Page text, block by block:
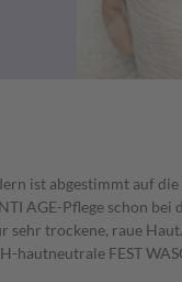
ist abgestimmt auf
AGE-Pflege schon bei
sehr trockene, raue
hautneutrale FEST